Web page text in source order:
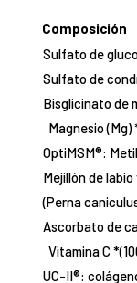
Composición
Sulfato de
Sulfato de
Bisglicinato de
Magnesio (Mg)
OptiMSM®:
Mejillón de
(Perna
Ascorbato de
Vitamina C
UC-II®: